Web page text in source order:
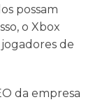
possam
o Xbox
de
da empresa